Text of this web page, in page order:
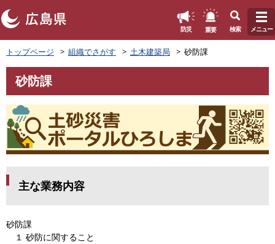
ペ
ー
ジ
先
頭
で
。
防災 重要 検索 メニュー
トップページ 組織でさがす 土木建築局 砂防課
文
砂防課
主な業務内容
砂防課
１ 砂防に関すること